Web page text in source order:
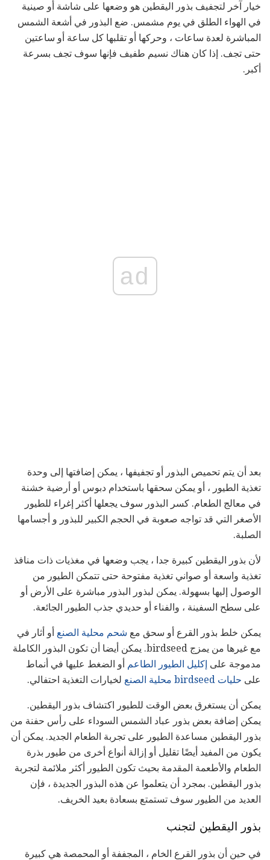
خيار آخر لتجفيف بذور اليقطين هو وضعها على شاشة أو صينية
في الهواء الطلق في يوم مشمس. ضع البذور في أشعة الشمس
المباشرة لعدة ساعات ، وحركها أو تقلبها كل ساعة أو ساعتين
حتى تجف. إذا كان هناك نسيم طفيف فإنها سوف تجف بسرعة
أكبر.
ad
بعد أن يتم تحميص البذور أو تجفيفها ، يمكن إضافتها إلى وحدة
تغذية الطيور ، أو يمكن سحقها باستخدام دبوس أو أرضية خشنة
في معالج الطعام. كسر البذور سوف يجعلها أكثر إغراء للطيور
الأصغر التي قد تواجه صعوبة في الحجم الكبير للبذور و أجسامها
الصلبة.
لأن بذور اليقطين كبيرة جدا ، يجب وضعها في مغذيات ذات منافذ
تغذية واسعة أو صواني تغذية مفتوحة حتى تتمكن الطيور من
الوصول إليها بسهولة. يمكن لبذور البذور مباشرة على الأرض أو
على سطح السفينة ، والفناء أو حديدي جذب الطيور الجائعة.
يمكن خلط بذور القرع أو سحق مع شحم محلية الصنع أو أثار في
مع غيرها من يمزج birdseed. يمكن أيضا أن تكون البذور الكاملة
مدموجة على إكليل الطيور الطاعم أو الضغط عليها في أنماط
على حليات birdseed محلية الصنع لخيارات التغذية احتفالي.
يمكن أن يستغرق بعض الوقت للطيور اكتشاف بذور اليقطين.
يمكن إضافة بعض بذور عباد الشمس السوداء على رأس حفنة من
بذور اليقطين مساعدة الطيور على تجربة الطعام الجديد. يمكن أن
يكون من المفيد أيضًا تقليل أو إزالة أنواع أخرى من طيور بذرة
الطعام والأطعمة المقدمة بحيث تكون الطيور أكثر ملائمة لتجربة
بذور اليقطين. بمجرد أن يتعلموا عن هذه البذور الجديدة ، فإن
العديد من الطيور سوف تستمتع بسعادة بعيد الخريف.
بذور اليقطين لتجنب
في حين أن بذور القرع الخام ، المجففة أو المحمصة هي كبيرة